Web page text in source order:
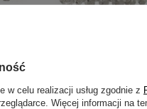
podwójny chromowy z
do salonu metalowy G9
w celu realizacji usług zgodnie z
Więcej informacji na